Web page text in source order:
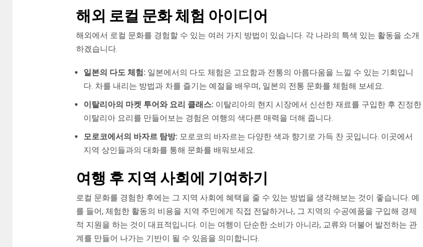
해외 로컬 문화 체험 아이디어
해외에서 로컬 문화를 경험할 수 있는 여러 가지 방법이 있습니다. 각 나라의 특색 있는 활동을 소개
하겠습니다.
일본의 다도 체험: 일본에서의 다도 체험은 고요함과 전통의 아름다움을 느낄 수 있는 기회입니
다. 차를 내리는 방법과 차를 즐기는 예절을 배우며, 일본의 전통 문화를 체험해 보세요.
이탈리아의 마켓 투어와 요리 클래스: 이탈리아의 현지 시장에서 신선한 재료를 구입한 후 진정한
이탈리아 요리를 만들어보는 경험은 여행의 색다른 매력을 더해 줍니다.
모로코에서의 바자르 탐방: 모로코의 바자르는 다양한 색과 향기로 가득 찬 곳입니다. 이곳에서
지역 상인들과의 대화를 통해 문화를 배워보세요.
여행 후 지역 사회에 기여하기
로컬 문화를 경험한 후에는 그 지역 사회에 혜택을 줄 수 있는 방법을 생각해보는 것이 좋습니다. 예
를 들어, 체험한 활동의 비용을 지역 주민에게 직접 전달하거나, 그 지역의 수공예품을 구입해 경제
적 지원을 하는 것이 대표적입니다. 이는 여행이 단순한 소비가 아니라, 교류와 더불어 발전하는 관
계를 만들어 나가는 기반이 될 수 있음을 의미합니다.